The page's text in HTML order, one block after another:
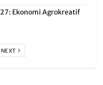
Ekonomi Agrokreatif
NEXT